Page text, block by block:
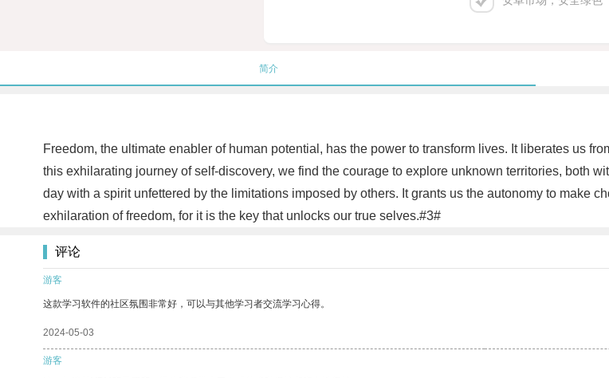
简介
Freedom, the ultimate enabler of human potential, has the power to transform lives. It liberates us
this exhilarating journey of self-discovery, we find the courage to explore unknown territories, both
day with a spirit unfettered by the limitations imposed by others. It grants us the autonomy to make
exhilaration of freedom, for it is the key that unlocks our true selves.#3#
评论
游客
这款学习软件的社区氛围非常好，可以与其他学习者交流学习心得。
2024-05-03
游客